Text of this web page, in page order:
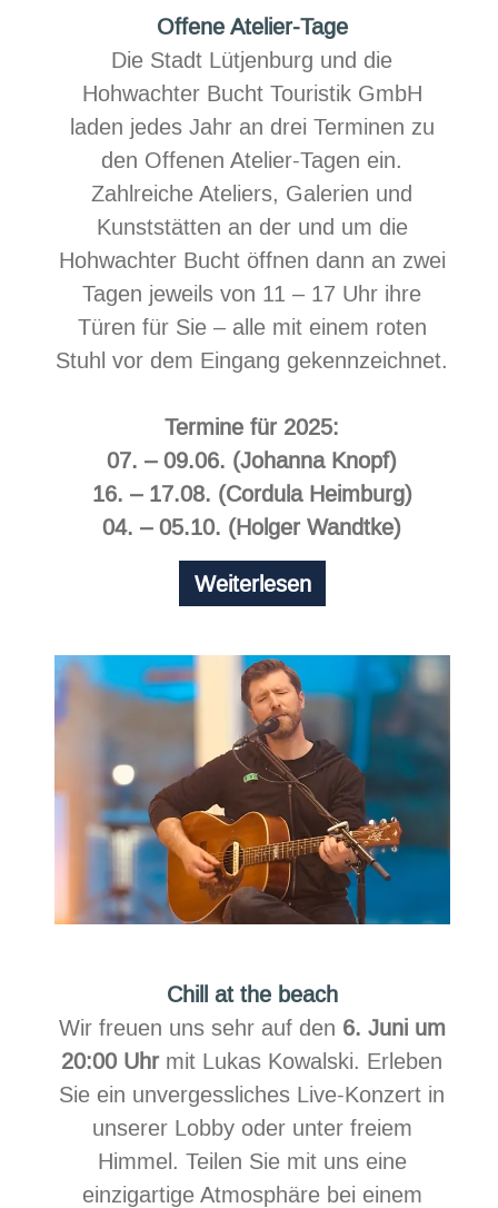
Offene Atelier-Tage
Die Stadt Lütjenburg und die
Hohwachter Bucht Touristik GmbH
laden jedes Jahr an drei Terminen zu
den Offenen Atelier-Tagen ein.
Zahlreiche Ateliers, Galerien und
Kunststätten an der und um die
Hohwachter Bucht öffnen dann an zwei
Tagen jeweils von 11 – 17 Uhr ihre
Türen für Sie – alle mit einem roten
Stuhl vor dem Eingang gekennzeichnet.
Termine für 2025:
07. – 09.06. (Johanna Knopf)
16. – 17.08. (Cordula Heimburg)
04. – 05.10. (Holger Wandtke)
WeiterlesenOffene
Atelier-
Chill at the beach
Wir freuen uns sehr auf den 6. Juni um
20:00 Uhr mit Lukas Kowalski. Erleben
Sie ein unvergessliches Live-Konzert in
unserer Lobby oder unter freiem
Himmel. Teilen Sie mit uns eine
einzigartige Atmosphäre bei einem